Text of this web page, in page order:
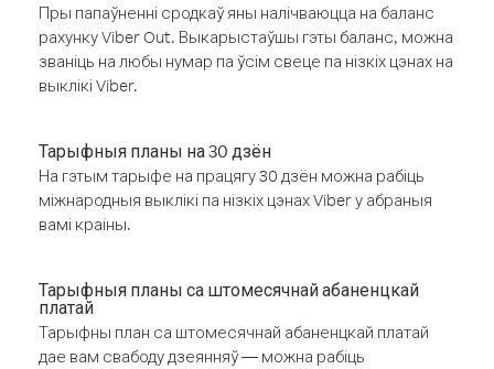
Пры папаўненні сродкаў яны налічваюцца на баланс
рахунку Viber Out. Выкарыстаўшы гэты баланс, можна
званіць на любы нумар па ўсім свеце па нізкіх цэнах на
выклікі Viber.
Тарыфныя планы на 30 дзён
На гэтым тарыфе на працягу 30 дзён можна рабіць
міжнародныя выклікі па нізкіх цэнах Viber у абраныя
вамі краіны.
Тарыфныя планы са штомесячнай абаненцкай
платай
Тарыфны план са штомесячнай абаненцкай платай
дае вам свабоду дзеянняў — можна рабіць